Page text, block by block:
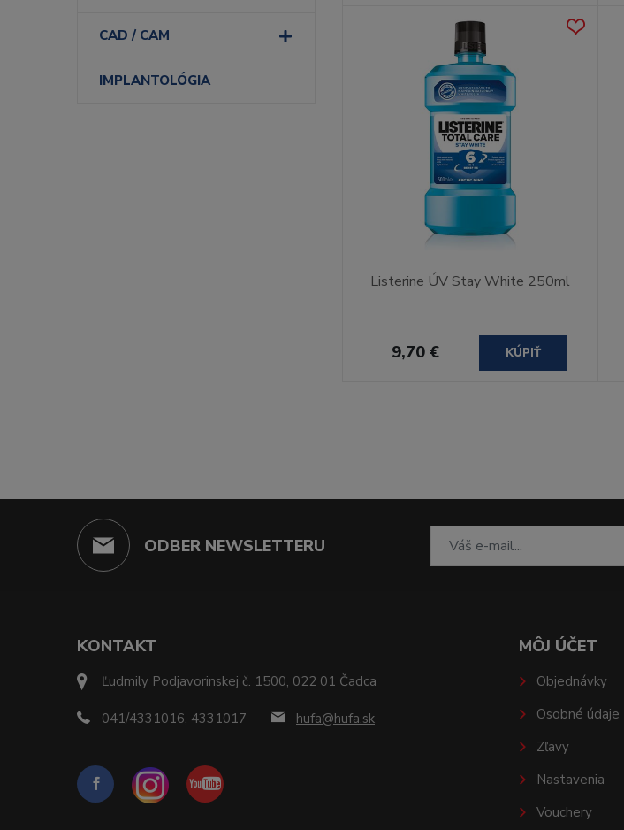
CAD / CAM
IMPLANTOLÓGIA
Listerine ÚV Stay White 250ml
9,70 € KÚPIŤ
ODBER NEWSLETTERU
KONTAKT
Ľudmily Podjavorinskej č. 1500, 022 01 Čadca
041/4331016, 4331017 hufa@hufa.sk
MÔJ ÚČET
Objednávky
Osobné údaje
Zľavy
Nastavenia
Vouchery